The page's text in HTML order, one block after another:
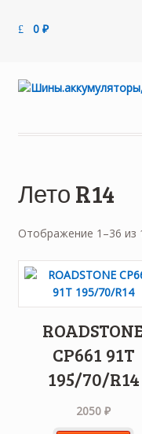
0₽
Лето R14
Отображение 1–36 из
CP661 91T
195/70/R14
2050₽